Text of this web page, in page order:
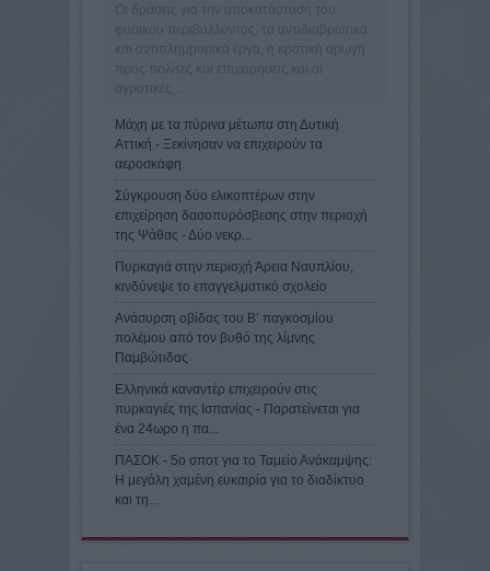
Οι δράσεις για την αποκατάσταση του
φυσικού περιβάλλοντος, τα αντιδιαβρωτικά
και αντιπλημμυρικά έργα, η κρατική αρωγή
προς πολίτες και επιχειρήσεις και οι
αγροτικές...
Μάχη με τα πύρινα μέτωπα στη Δυτική
Αττική - Ξεκίνησαν να επιχειρούν τα
αεροσκάφη
Σύγκρουση δύο ελικοπτέρων στην
επιχείρηση δασοπυρόσβεσης στην περιοχή
της Ψάθας - Δύο νεκρ...
Πυρκαγιά στην περιοχή Άρεια Ναυπλίου,
κινδύνεψε το επαγγελματικό σχολείο
Ανάσυρση οβίδας του Β’ παγκοσμίου
πολέμου από τον βυθό της λίμνης
Παμβώτιδας
Ελληνικά καναντέρ επιχειρούν στις
πυρκαγιές της Ισπανίας - Παρατείνεται για
ένα 24ωρο η πα...
ΠΑΣΟΚ - 5ο σποτ για το Ταμείο Ανάκαμψης:
Η μεγάλη χαμένη ευκαιρία για το διαδίκτυο
και τη...